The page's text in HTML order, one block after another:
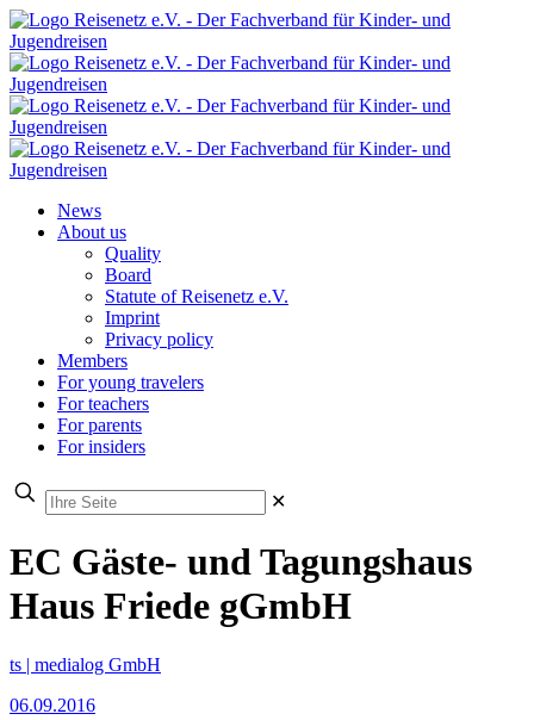
News
About us
Quality
Board
Statute of Reisenetz e.V.
Imprint
Privacy policy
Members
For young travelers
For teachers
For parents
For insiders
✕
EC Gäste- und Tagungshaus
Haus Friede gGmbH
ts | medialog GmbH
06.09.2016